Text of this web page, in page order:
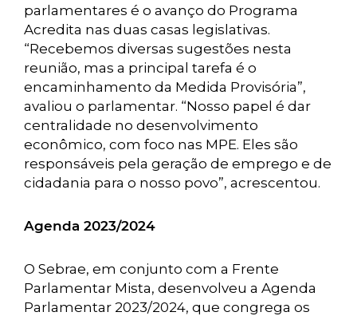
parlamentares é o avanço do Programa
Acredita nas duas casas legislativas.
“Recebemos diversas sugestões nesta
reunião, mas a principal tarefa é o
encaminhamento da Medida Provisória”,
avaliou o parlamentar. “Nosso papel é dar
centralidade no desenvolvimento
econômico, com foco nas MPE. Eles são
responsáveis pela geração de emprego e de
cidadania para o nosso povo”, acrescentou.
Agenda 2023/2024
O Sebrae, em conjunto com a Frente
Parlamentar Mista, desenvolveu a Agenda
Parlamentar 2023/2024, que congrega os